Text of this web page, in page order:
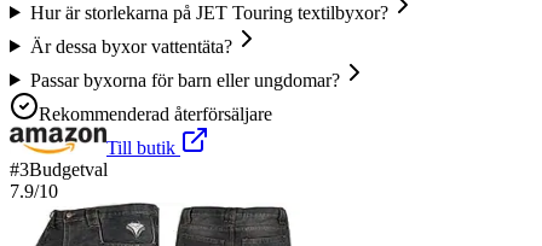
Hur är storlekarna på JET Touring textilbyxor?
Är dessa byxor vattentäta?
Passar byxorna för barn eller ungdomar?
Rekommenderad återförsäljare
Till butik
#3Budgetval
7.9/10